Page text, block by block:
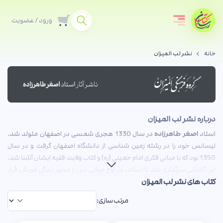
ورود / عضویت
خانه نشر لب المیزان
درباره نشر لب المیزان
استاداصغر طاهرزاده
در سال 1330 هجری شمسی در اصفهان متولد شد.
لیسانس خود را در رشته زمین شناسی از دانشگاه اصفهان گرفت و در سال
1350 بود که با مبانی فکری امام خمینی (ره) و کتاب ولایت فقیه ایشان آشنا شد.
این آشنایی سرآغازی شد تا استاد، در اوج جوانی دین را محور زندگی خویش قرار
دهند و به اعتلای فرهنگ دینی بیش از پیش همت گمارند.
استاد پس از فراغت از تحصیل در یکی از شرکت‌های مهندسی تهران مشغول به
کار شد. اما به توصیه شهید بهشتی به استخدام وزارت آموزش و پرورش درآمد
کتاب های نشر لب المیزان
مرتب سازی: